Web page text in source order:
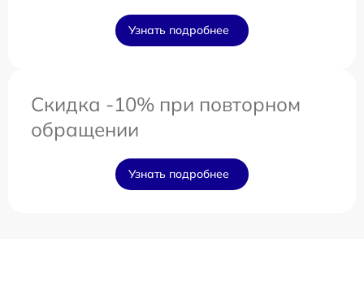
Узнать подробнее
Скидка -10% при повторном
обращении
Узнать подробнее